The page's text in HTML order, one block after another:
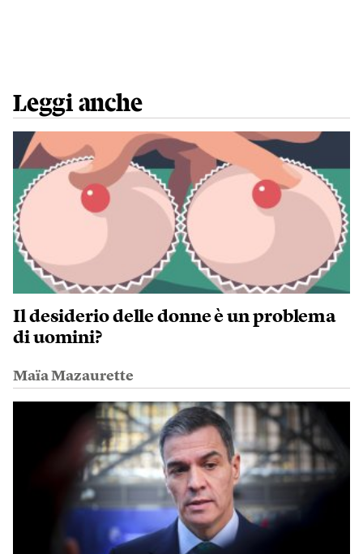
Leggi anche
Il desiderio delle donne è un problema
di uomini?
Maïa Mazaurette